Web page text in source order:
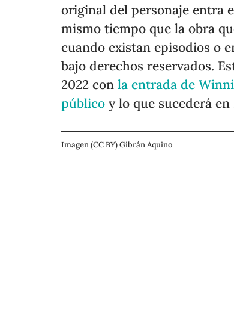
original del personaje entra
mismo tiempo que la obra
cuando existan episodios o
bajo derechos reservados.
2022 conla entrada de
público y lo que sucederá
Imagen (CC BY) Gibrán Aquino